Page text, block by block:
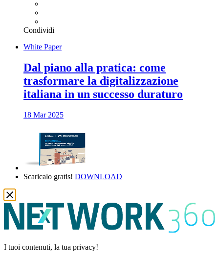
Condividi
White Paper
Dal piano alla pratica: come
trasformare la digitalizzazione
italiana in un successo duraturo
18 Mar 2025
Scaricalo gratis! DOWNLOAD
I tuoi contenuti, la tua privacy!